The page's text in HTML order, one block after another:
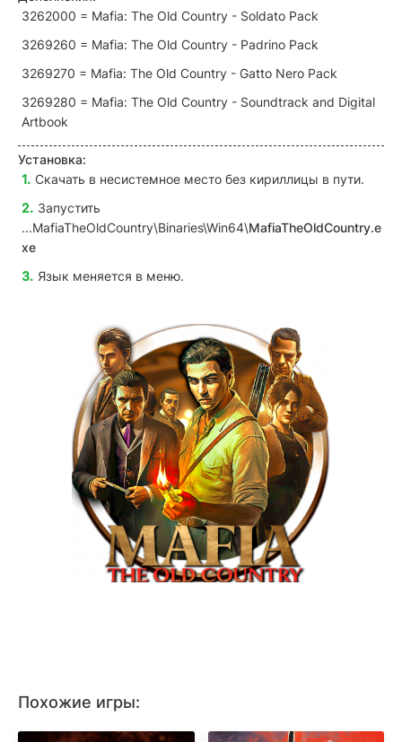
3262000 = Mafia: The Old Country - Soldato Pack
3269260 = Mafia: The Old Country - Padrino Pack
3269270 = Mafia: The Old Country - Gatto Nero Pack
3269280 = Mafia: The Old Country - Soundtrack and Digital
Artbook
Установка:
Скачать в несистемное место без кириллицы в пути.
Запустить
...MafiaTheOldCountry\Binaries\Win64\MafiaTheOldCountry.e
xe
Язык меняется в меню.
Похожие игры: